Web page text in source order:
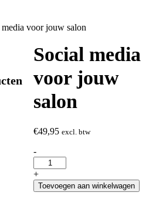
voor jouw salon
Social media
voor jouw
salon
€49,95 excl. btw
Social
media
voor
jouw
salon
-
+
Toevoegen aan winkelwagen